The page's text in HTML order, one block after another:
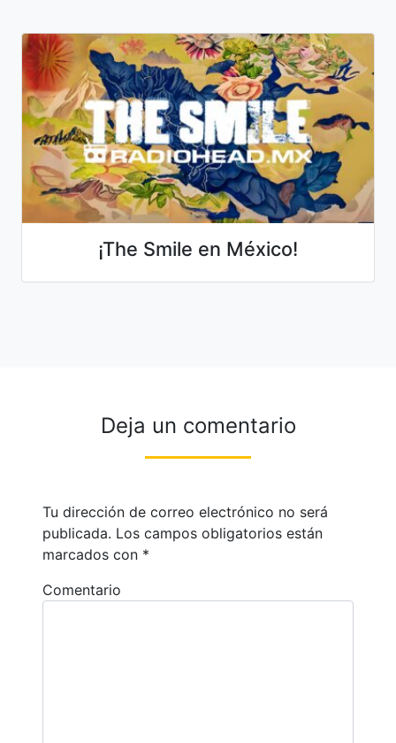
¡The Smile en México!
Deja un comentario
Tu dirección de correo electrónico no será
publicada. Los campos obligatorios están
marcados con *
Comentario